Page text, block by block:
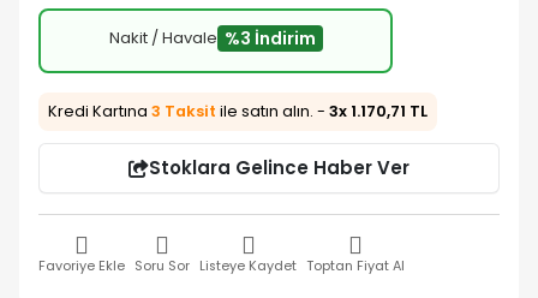
Nakit / Havale %3 İndirim
Kredi Kartına 3 Taksit ile satın alın. - 3x 1.170,71 TL
Stoklara Gelince Haber Ver
Favoriye Ekle Soru Sor Listeye Kaydet Toptan Fiyat Al